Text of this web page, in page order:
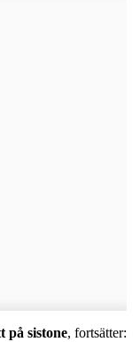
på sistone, fortsätter: